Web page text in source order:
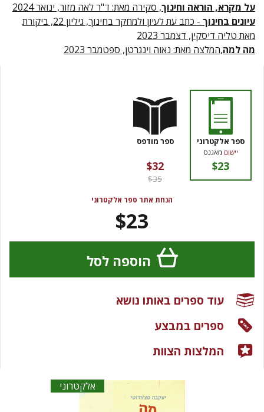
אלקטרוני
על מקרא, הוראה וחינוך, סקירה מאת: ד"ר לאה מזור, ינואר 2024
עיונים בחינוך
- כתב עת לעיון ולמחקר בחינוך, גיליון 22, ביקורת
מאת טליה דיסקין, דצמבר 2023
מה למה,המלצה מאת: נאוה וינגרטן, ספטמבר 2023
ספר אלקטרוני
יישום מאגנס
$23
ספר מודפס
$32
$35
הנחת אתר ספר אלקטרוני
$23
הוספה לסל
עוד ספרים באותו נושא
ספרים במבצע
המלצות הצוות